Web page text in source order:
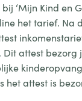
‘Mijn Kind en
het tarief. Na
Dit attest bezorg
het attest is